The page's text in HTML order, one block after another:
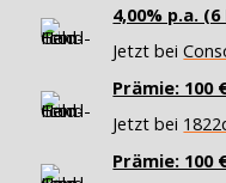
4,00% p.a.
Jetzt bei
Prämie: 100
Jetzt bei
Prämie: 100